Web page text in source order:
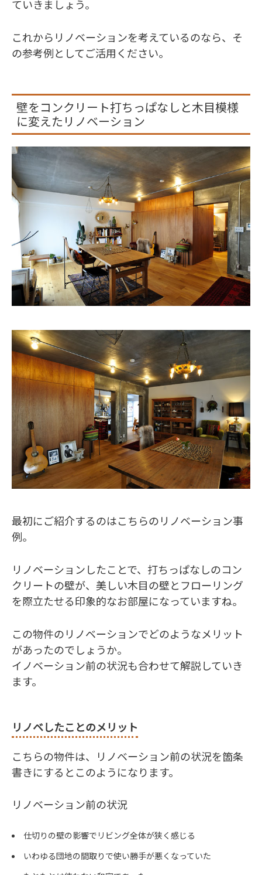
ていきましょう。
これからリノベーションを考えているのなら、そ
の参考例としてご活用ください。
壁をコンクリート打ちっぱなしと木目模様
に変えたリノベーション
最初にご紹介するのはこちらのリノベーション事
例。
リノベーションしたことで、打ちっぱなしのコン
クリートの壁が、美しい木目の壁とフローリング
を際立たせる印象的なお部屋になっていますね。
この物件のリノベーションでどのようなメリット
があったのでしょうか。
イノベーション前の状況も合わせて解説していき
ます。
リノベしたことのメリット
こちらの物件は、リノベーション前の状況を箇条
書きにするとこのようになります。
リノベーション前の状況
仕切りの壁の影響でリビング全体が狭く感じる
いわゆる団地の間取りで使い勝手が悪くなっていた